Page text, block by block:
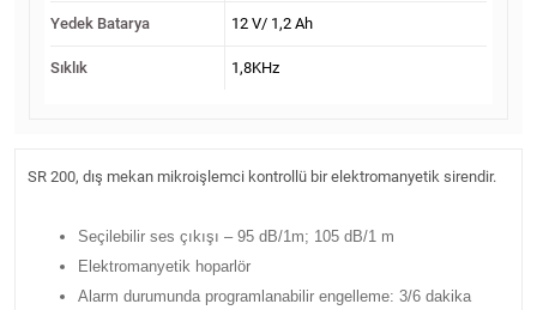
Yedek Batarya 12 V/ 1,2 Ah
Sıklık 1,8KHz
SR 200, dış mekan mikroişlemci kontrollü bir elektromanyetik sirendir.
Seçilebilir ses çıkışı – 95 dB/1m; 105 dB/1 m
Elektromanyetik hoparlör
Alarm durumunda programlanabilir engelleme: 3/6 dakika